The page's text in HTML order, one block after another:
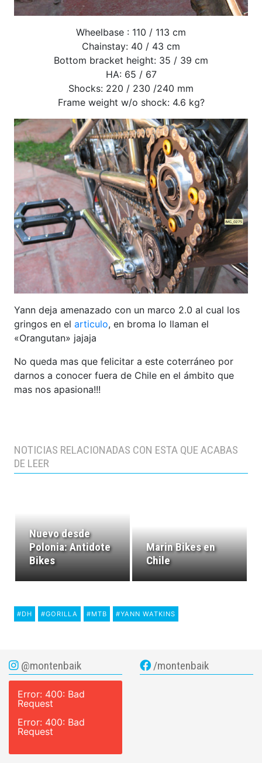
Wheelbase : 110 / 113 cm
Chainstay: 40 / 43 cm
Bottom bracket height: 35 / 39 cm
HA: 65 / 67
Shocks: 220 / 230 /240 mm
Frame weight w/o shock: 4.6 kg?
Yann deja amenazado con un marco 2.0 al cual los
gringos en el articulo, en broma lo llaman el
«Orangutan» jajaja
No queda mas que felicitar a este coterráneo por
darnos a conocer fuera de Chile en el ámbito que
mas nos apasiona!!!
NOTICIAS RELACIONADAS CON ESTA QUE ACABAS
DE LEER
Nuevo desde
Polonia: Antidote
Bikes
Marin Bikes en
Chile
#DH #GORILLA #MTB #YANN WATKINS
@montenbaik
Error: 400: Bad
Request
Error: 400: Bad
Request
/montenbaik